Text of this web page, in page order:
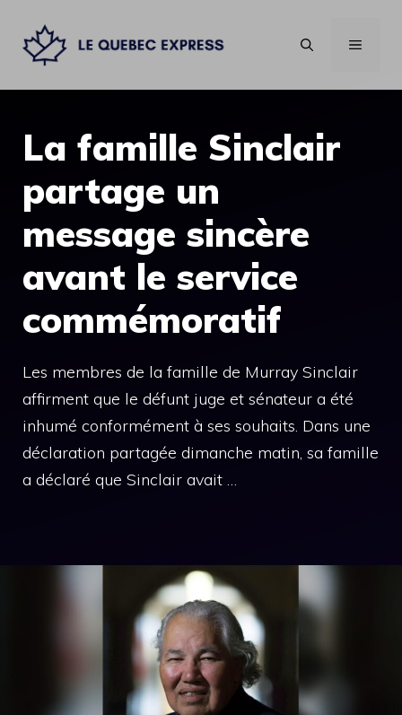
contenu
MENU
La famille Sinclair
partage un
message sincère
avant le service
commémoratif
Les membres de la famille de Murray Sinclair
affirment que le défunt juge et sénateur a été
inhumé conformément à ses souhaits. Dans une
déclaration partagée dimanche matin, sa famille
a déclaré que Sinclair avait …